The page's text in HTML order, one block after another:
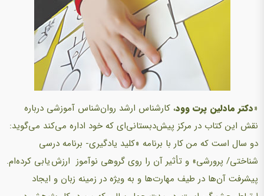
«دکتر مادلین پرت وود، کارشناس ارشد روان‌شناس آموزشی درباره
نقش این کتاب در مرکز پیش‌دبستانی‌ای که خود اداره می‌کند می‌گوید:‌
دو سال است که من کار با برنامه «کلید یادگیری- برنامه درسی
شناختی/ پرورشی» و تأثیر آن را روی گروهی نوآموز ارزش یابی کرده‌ام.
پیشرفت آن‌ها در طیف مهارت‌ها و به ویژه در زمینه زبان و ایجاد